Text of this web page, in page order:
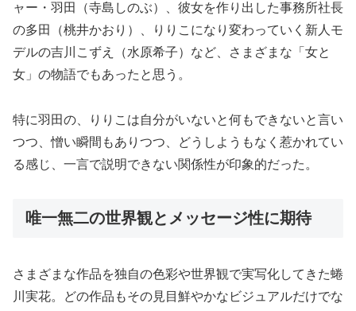
ャー・羽田（寺島しのぶ）、彼女を作り出した事務所社長
の多田（桃井かおり）、りりこになり変わっていく新人モ
デルの吉川こずえ（水原希子）など、さまざまな「女と
女」の物語でもあったと思う。
特に羽田の、りりこは自分がいないと何もできないと言い
つつ、憎い瞬間もありつつ、どうしようもなく惹かれてい
る感じ、一言で説明できない関係性が印象的だった。
唯一無二の世界観とメッセージ性に期待
さまざまな作品を独自の色彩や世界観で実写化してきた蜷
川実花。どの作品もその見目鮮やかなビジュアルだけでな